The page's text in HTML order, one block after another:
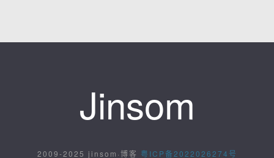
Jinsom
2009-2025 jinsom·博客 粤ICP备2022026274号